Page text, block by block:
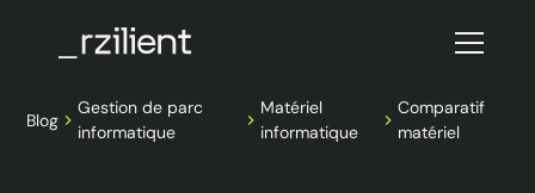
Blog
Gestion de parc
informatique
Matériel
informatique
Comparatif
matériel